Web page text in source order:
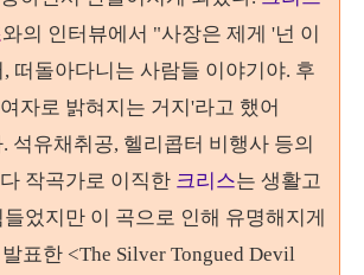
와의 인터뷰에서 "사장은 제게 '넌 이
떠돌아다니는 사람들 이야기야. 후
자로 밝혀지는 거지'라고 했어
석유채취공, 헬리콥터 비행사 등의
작곡가로 이직한 크리스는 생활고
었지만 이 곡으로 인해 유명해지게
발표한 <The Silver Tongued Devil